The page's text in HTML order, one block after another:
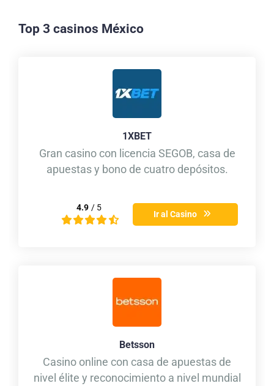
Top 3 casinos México
1XBET
Gran casino con licencia SEGOB, casa de
apuestas y bono de cuatro depósitos.
4.9 / 5
Ir al Casino
Betsson
Casino online con casa de apuestas de
nivel élite y reconocimiento a nivel mundial